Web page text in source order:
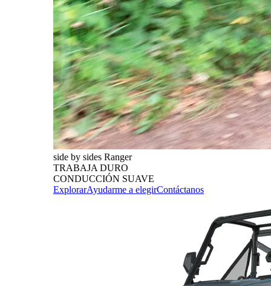
side by sides Ranger
TRABAJA DURO
CONDUCCIÓN SUAVE
ExplorarAyudarme a elegirContáctanos